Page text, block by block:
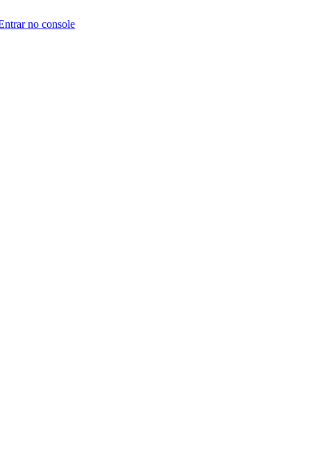
no console